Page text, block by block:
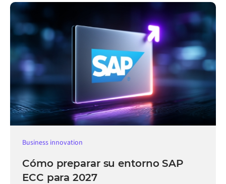
Business innovation
Cómo preparar su entorno SAP
ECC para 2027